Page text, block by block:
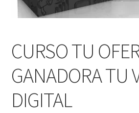
CURSO TU
GANADORA TU
DIGITAL